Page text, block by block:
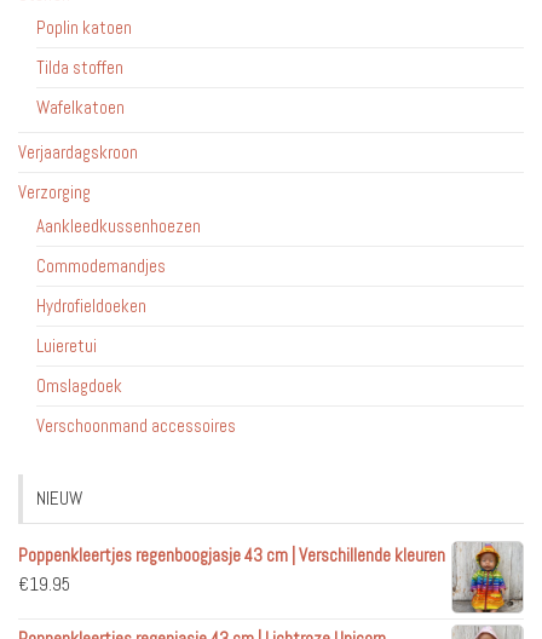
Poplin katoen
Tilda stoffen
Wafelkatoen
Verjaardagskroon
Verzorging
Aankleedkussenhoezen
Commodemandjes
Hydrofieldoeken
Luieretui
Omslagdoek
Verschoonmand accessoires
NIEUW
Poppenkleertjes regenboogjasje 43 cm | Verschillende kleuren
€19.95